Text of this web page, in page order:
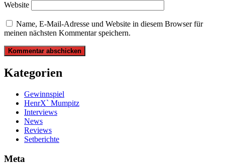
Website
Name, E-Mail-Adresse und Website in diesem Browser für
meinen nächsten Kommentar speichern.
Kategorien
Gewinnspiel
HenrX` Mumpitz
Interviews
News
Reviews
Setberichte
Meta